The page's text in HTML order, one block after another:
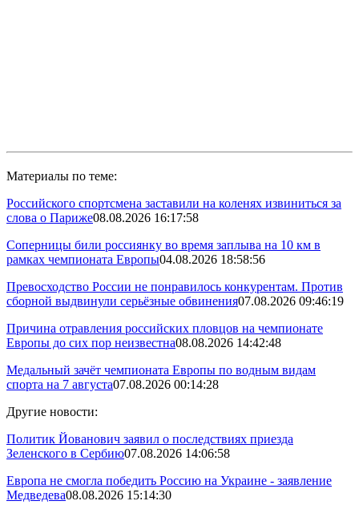
Материалы по теме:
Российского спортсмена заставили на коленях извиниться за
слова о Париже08.08.2026 16:17:58
Соперницы били россиянку во время заплыва на 10 км в
рамках чемпионата Европы04.08.2026 18:58:56
Превосходство России не понравилось конкурентам. Против
сборной выдвинули серьёзные обвинения07.08.2026 09:46:19
Причина отравления российских пловцов на чемпионате
Европы до сих пор неизвестна08.08.2026 14:42:48
Медальный зачёт чемпионата Европы по водным видам
спорта на 7 августа07.08.2026 00:14:28
Другие новости:
Политик Йованович заявил о последствиях приезда
Зеленского в Сербию07.08.2026 14:06:58
Европа не смогла победить Россию на Украине - заявление
Медведева08.08.2026 15:14:30